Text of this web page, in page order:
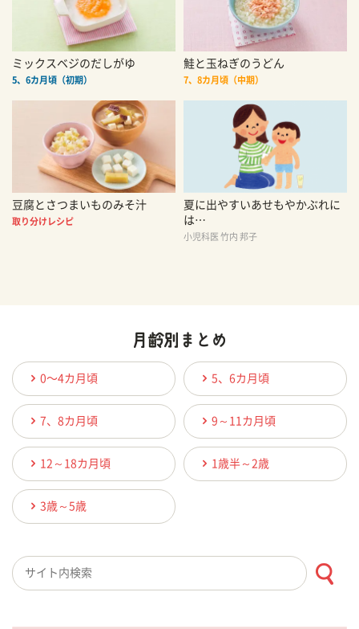
ミックスベジのだしがゆ
5、6カ月頃（初期）
鮭と玉ねぎのうどん
7、8カ月頃（中期）
豆腐とさつまいものみそ汁
取り分けレシピ
夏に出やすいあせもやかぶれに
は…
小児科医 竹内 邦子
0〜4カ月頃 5、6カ月頃
7、8カ月頃 9～11カ月頃
12～18カ月頃 1歳半～2歳
3歳～5歳
検索キーワード入力